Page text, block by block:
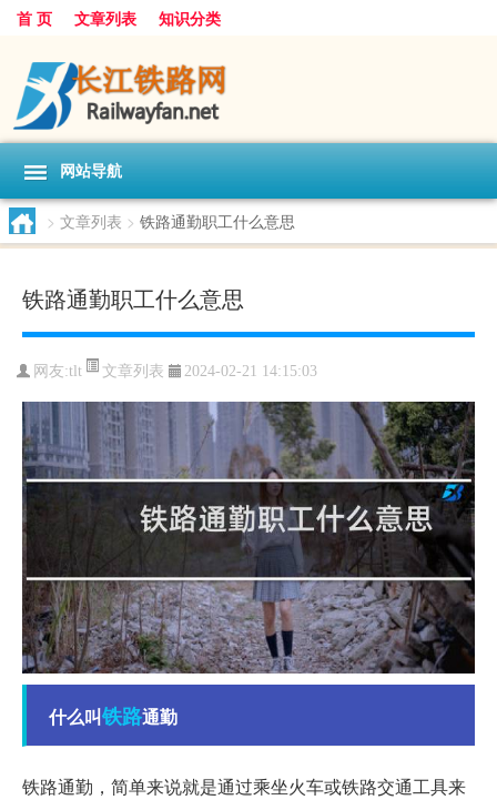
首 页 文章列表 知识分类
网站导航
> 文章列表 > 铁路通勤职工什么意思
铁路通勤职工什么意思
网友:tlt 文章列表 2024-02-21 14:15:03
什么叫铁路通勤
铁路通勤，简单来说就是通过乘坐火车或铁路交通工具来